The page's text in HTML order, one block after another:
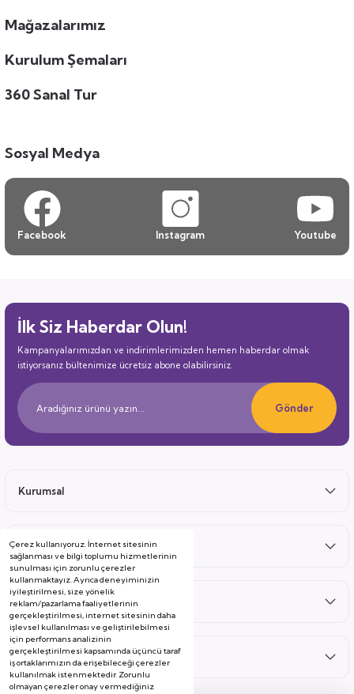
Çerez kullanıyoruz. İnternet sitesinin
sağlanması ve bilgi toplumu hizmetlerinin
sunulması için zorunlu çerezler
kullanmaktayız. Ayrıca deneyiminizin
iyileştirilmesi, size yönelik
reklam/pazarlama faaliyetlerinin
gerçekleştirilmesi, internet sitesinin daha
işlevsel kullanılması ve geliştirilebilmesi
için performans analizinin
gerçekleştirilmesi kapsamında üçüncü taraf
iş ortaklarımızın da erişebileceği çerezler
kullanılmak istenmektedir. Zorunlu
olmayan çerezler onay vermediğiniz
Mağazalarımız
Kurulum Şemaları
360 Sanal Tur
Sosyal Medya
Facebook Instagram Youtube
İlk Siz Haberdar Olun!
Kampanyalarımızdan ve indirimlerimizden hemen haberdar olmak
istiyorsanız bültenimize ücretsiz abone olabilirsiniz.
Gönder
Kurumsal
Satış Sonrası
Hizmetler
Kategoriler